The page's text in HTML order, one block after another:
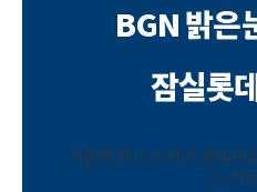
BGN 밝은
잠실롯
서울특별시 송파구 올림픽
(신천